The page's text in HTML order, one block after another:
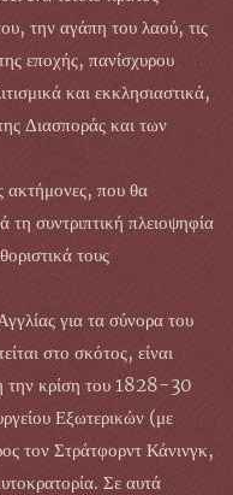
την αγάπη του λαού, τις
εποχής, πανίσχυρου
και εκκλησιαστικά,
Διασποράς και των
ακτήμονες, που θα
τη συντριπτική πλειοψηφία
τους
για τα σύνορα του
στο σκότος, είναι
την κρίση του 1828-30
Εξωτερικών (με
τον Στράτφορντ Κάνινγκ,
Σε αυτά